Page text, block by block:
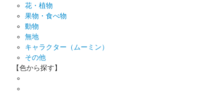
花・植物
果物・食べ物
動物
無地
キャラクター（ムーミン）
その他
【色から探す】